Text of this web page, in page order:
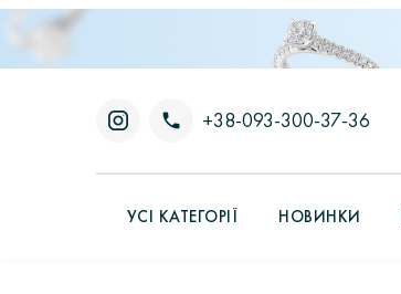
+38-093-300-37-36
УСІ КАТЕГОРІЇ НОВИНКИ